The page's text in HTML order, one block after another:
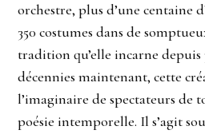
orchestre, plus d’une centaine
350 costumes dans de
tradition qu’elle incarne depuis
décennies maintenant, cette
l’imaginaire de spectateurs de
poésie intemporelle. Il s’agit